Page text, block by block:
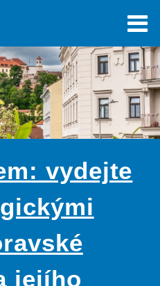
vydejte
jejího